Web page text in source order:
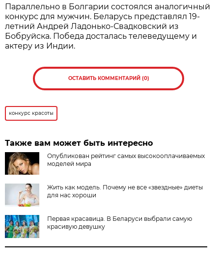
Параллельно в Болгарии состоялся аналогичный
конкурс для мужчин. Беларусь представлял 19-
летний Андрей Ладонько-Свадковский из
Бобруйска. Победа досталась телеведущему и
актеру из Индии.
ОСТАВИТЬ КОММЕНТАРИЙ (0)
конкурс красоты
Также вам может быть интересно
Опубликован рейтинг самых высокооплачиваемых
моделей мира
Жить как модель. Почему не все «звездные» диеты
для нас хороши
Первая красавица. В Беларуси выбрали самую
красивую девушку